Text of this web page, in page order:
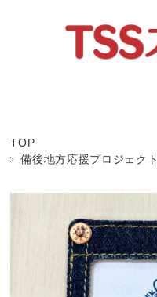
TOP
備後地方応援プロジェクト